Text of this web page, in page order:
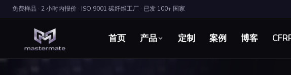
免费样品 · 2 小时内报价 · ISO 9001 碳纤维工厂 · 已发 100+ 国家
首页 产品 定制 案例 博客